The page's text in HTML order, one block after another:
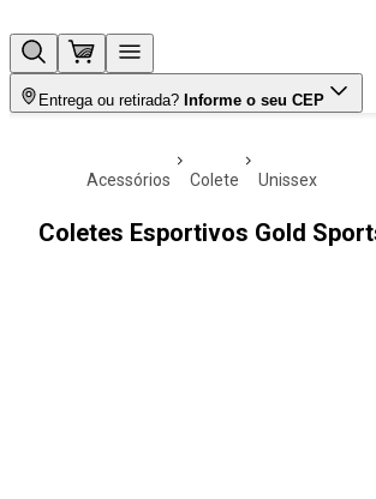
Entrega ou retirada? Informe o seu CEP
acessórios colete unissex
Coletes Esportivos Gold